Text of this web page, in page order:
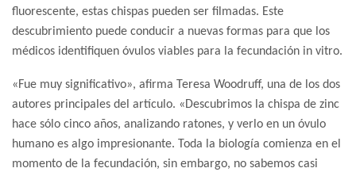
fluorescente, estas chispas pueden ser filmadas. Este
descubrimiento puede conducir a nuevas formas para que los
médicos identifiquen óvulos viables para la fecundación in vitro.
«Fue muy significativo», afirma Teresa Woodruff, una de los dos
autores principales del artículo. «Descubrimos la chispa de zinc
hace sólo cinco años, analizando ratones, y verlo en un óvulo
humano es algo impresionante. Toda la biología comienza en el
momento de la fecundación, sin embargo, no sabemos casi